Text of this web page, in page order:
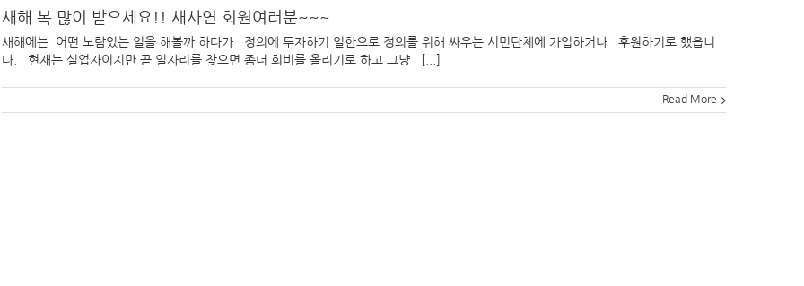
새해 복 많이 받으세요!! 새사연 회원여러분~~~
새해에는 어떤 보람있는 일을 해볼까 하다가 정의에 투자하기 일한으로 정의를 위해 싸우는 시민단체에 가입하거나 후원하기로 했읍니
다. 현재는 실업자이지만 곧 일자리를 찾으면 좀더 회비를 올리기로 하고 그냥 [...]
Read More